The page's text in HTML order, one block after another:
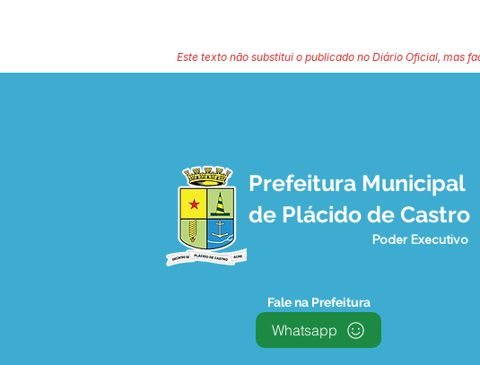
Este texto não substitui o publicado no Diário Oficial, mas
Prefeitura Municipal
de Plácido de Castro
Poder Executivo
Fale na Prefeitura
Whatsapp